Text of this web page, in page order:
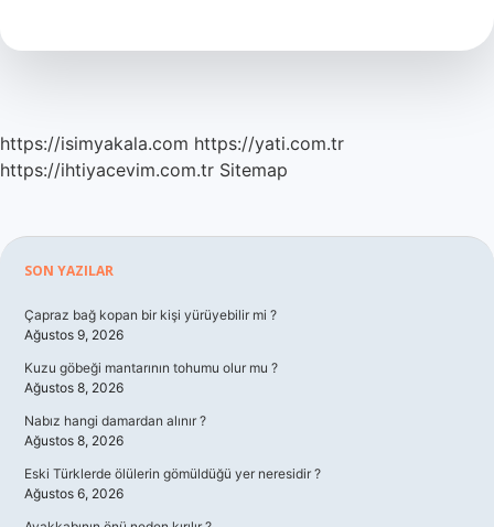
Kuruldu
https://isimyakala.com https://yati.com.tr
https://ihtiyacevim.com.tr Sitemap
Sidebar
SON YAZILAR
Çapraz bağ kopan bir kişi yürüyebilir mi ?
Ağustos 9, 2026
Kuzu göbeği mantarının tohumu olur mu ?
Ağustos 8, 2026
Nabız hangi damardan alınır ?
Ağustos 8, 2026
Eski Türklerde ölülerin gömüldüğü yer neresidir ?
Ağustos 6, 2026